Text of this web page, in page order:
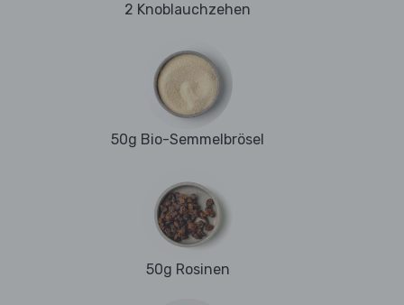
2 Knoblauchzehen
50g Bio-Semmelbrösel
50g Rosinen